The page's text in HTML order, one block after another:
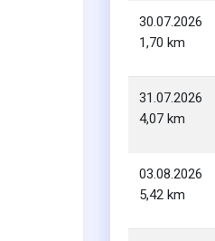
30.07.2026
1,70 km
31.07.2026
4,07 km
03.08.2026
5,42 km